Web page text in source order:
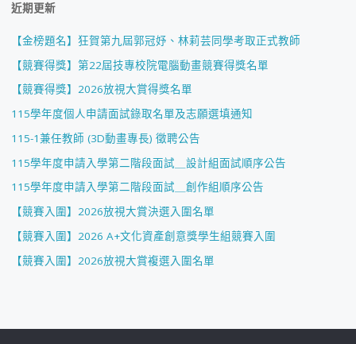
近期更新
【金榜題名】狂賀第九屆郭冠妤、林莉芸同學考取正式教師
【競賽得獎】第22屆技專校院電腦動畫競賽得獎名單
【競賽得獎】2026放視大賞得獎名單
115學年度個人申請面試錄取名單及志願選填通知
115-1兼任教師 (3D動畫專長) 徵聘公告
115學年度申請入學第二階段面試＿設計組面試順序公告
115學年度申請入學第二階段面試＿創作組順序公告
【競賽入圍】2026放視大賞決選入圍名單
【競賽入圍】2026 A+文化資產創意獎學生組競賽入圍
【競賽入圍】2026放視大賞複選入圍名單